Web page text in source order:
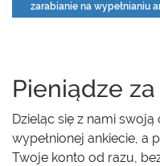
zarabianie na wypełnianiu
Pieniądze
Dzieląc się z nami
wypełnionej ankiecie, a
Twoje konto od razu,